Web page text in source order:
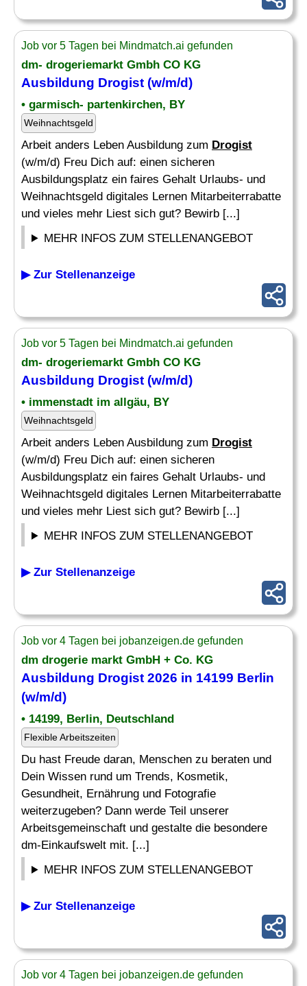
Job vor 5 Tagen bei Mindmatch.ai gefunden
dm- drogeriemarkt Gmbh CO KG
Ausbildung Drogist (w/m/d)
• garmisch- partenkirchen, BY
Weihnachtsgeld
Arbeit anders Leben Ausbildung zum Drogist
(w/m/d) Freu Dich auf: einen sicheren
Ausbildungsplatz ein faires Gehalt Urlaubs- und
Weihnachtsgeld digitales Lernen Mitarbeiterrabatte
und vieles mehr Liest sich gut? Bewirb [...]
MEHR INFOS ZUM STELLENANGEBOT
▶ Zur Stellenanzeige
Job vor 5 Tagen bei Mindmatch.ai gefunden
dm- drogeriemarkt Gmbh CO KG
Ausbildung Drogist (w/m/d)
• immenstadt im allgäu, BY
Weihnachtsgeld
Arbeit anders Leben Ausbildung zum Drogist
(w/m/d) Freu Dich auf: einen sicheren
Ausbildungsplatz ein faires Gehalt Urlaubs- und
Weihnachtsgeld digitales Lernen Mitarbeiterrabatte
und vieles mehr Liest sich gut? Bewirb [...]
MEHR INFOS ZUM STELLENANGEBOT
▶ Zur Stellenanzeige
Job vor 4 Tagen bei jobanzeigen.de gefunden
dm drogerie markt GmbH + Co. KG
Ausbildung Drogist 2026 in 14199 Berlin
(w/m/d)
• 14199, Berlin, Deutschland
Flexible Arbeitszeiten
Du hast Freude daran, Menschen zu beraten und
Dein Wissen rund um Trends, Kosmetik,
Gesundheit, Ernährung und Fotografie
weiterzugeben? Dann werde Teil unserer
Arbeitsgemeinschaft und gestalte die besondere
dm-Einkaufswelt mit. [...]
MEHR INFOS ZUM STELLENANGEBOT
▶ Zur Stellenanzeige
Job vor 4 Tagen bei jobanzeigen.de gefunden